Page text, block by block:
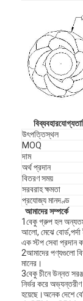
বিব্যবহারযোগ্যতা
উৎপত্তিস্থল
MOQ
দাম
অর্থ প্রদান
বিতরণ সময়
সরবরাহ ক্ষমতা
প্রযোজ্য মানদণ্ড
আমাদের সম্পর্কে
1বেকু গ্রুপ হল অন্যতম
আলো, মেঝে বোর্ড,পর্দা
এক স্টপ সেবা প্রদান
2আমাদের পণ্যগুলো
মানের।
3বেকু চীনে উন্নত
নির্ভর করে অভ্যন্তরীণ
হয়েছে।অনেক দেশে